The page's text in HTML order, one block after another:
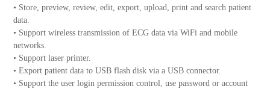
• Store, preview, review, edit, export, upload, print and search patient
data.
• Support wireless transmission of ECG data via WiFi and mobile
networks.
• Support laser printer.
• Export patient data to USB flash disk via a USB connector.
• Support the user login permission control, use password or account